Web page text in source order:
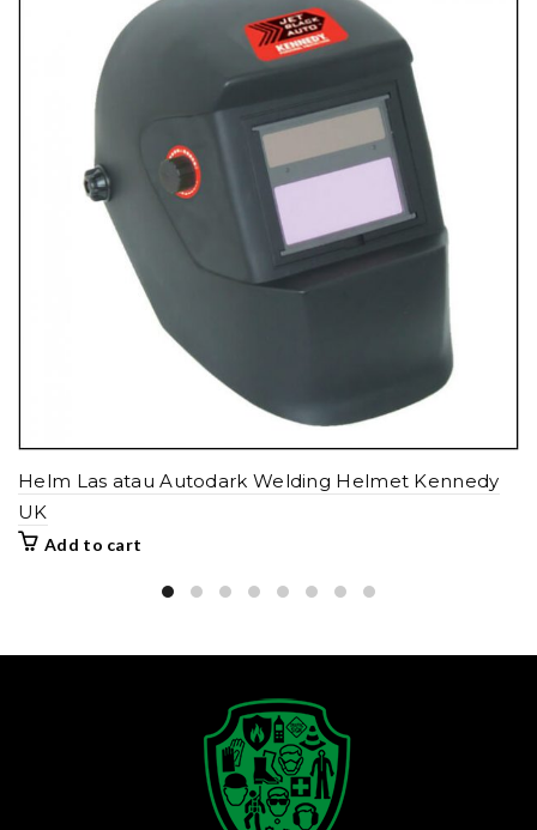
Helm Las atau Autodark Welding Helmet Kennedy
UK
Add to cart